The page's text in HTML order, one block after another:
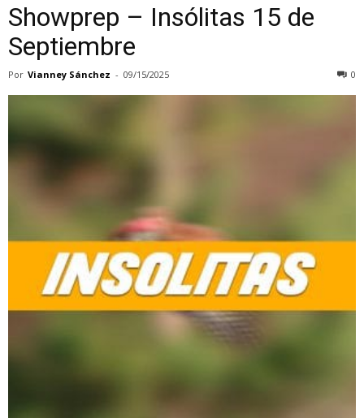
Showprep – Insólitas 15 de
Septiembre
Por Vianney Sánchez - 09/15/2025 0